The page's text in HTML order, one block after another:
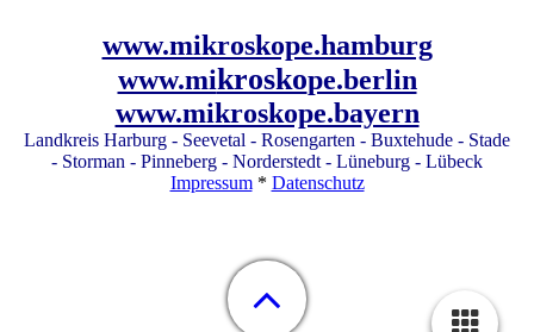
www.mikroskope.hamburg
www.mikroskope.berlin
www.mikroskope.bayern
Landkreis Harburg - Seevetal - Rosengarten - Buxtehude - Stade
- Storman - Pinneberg - Norderstedt - Lüneburg - Lübeck
Impressum* Datenschutz